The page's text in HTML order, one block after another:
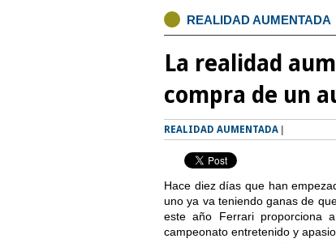
REALIDAD AUMENTADA
La realidad
compra de un
REALIDAD AUMENTADA
Hace diez días que han
uno ya va teniendo ganas de
este año Ferrari proporciona
campeonato entretenido y